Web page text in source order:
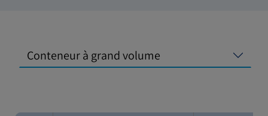
Conteneur à grand volume